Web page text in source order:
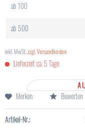
ab100
ab 500
inkl. MwSt. zzgl. Versandkosten
Lieferzeit ca. 5 Tage
Merken
Bewerten
Artikel-Nr.: